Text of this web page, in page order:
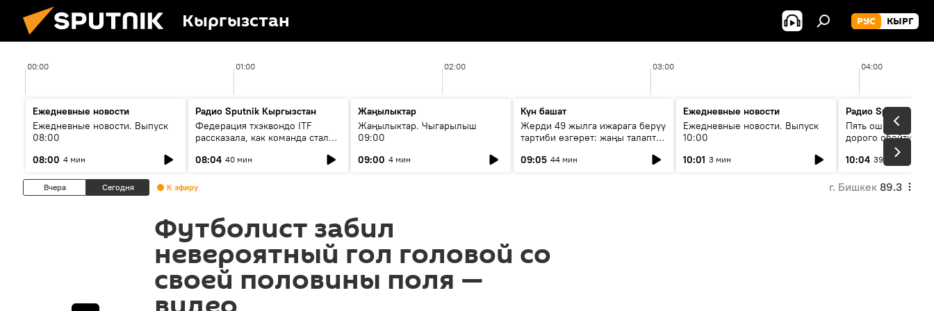
Кыргызстан РУС КЫРГ
00:00 01:00 02:00 03:00 04:00
Ежедневные новости
Ежедневные новости. Выпуск
08:00
08:00 4 мин
Радио Sputnik Кыргызстан
Федерация тхэквондо ITF
рассказала, как команда стала
08:04 40 мин
Жаңылыктар
Жаңылыктар. Чыгарылыш
09:00
09:00 4 мин
Күн башат
Жерди 49 жылга ижарага берүү
тартиби өзгөрөт: жаңы талаптар
09:05 44 мин
Ежедневные новости
Ежедневные новости. Выпуск
10:00
10:01 3 мин
Радио Sputnik
Пять ошибок
дорого обойтись
10:04 39 мин
Вчера Сегодня К эфиру г. Бишкек 89.3
Футболист забил
невероятный гол головой со
своей половины поля —